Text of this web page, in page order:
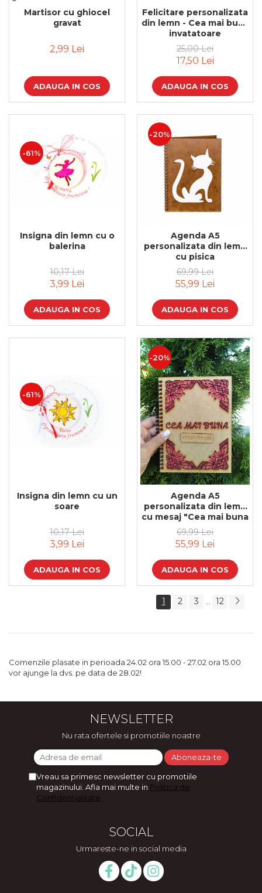
Martisor cu ghiocel
gravat
2,99 Lei
ADAUGA IN COS
Felicitare personalizata
din lemn - Cea mai buna
invatatoare
25,00 Lei
17,50 Lei
ADAUGA IN COS
-61%
Insigna din lemn cu o
balerina
10,17 Lei
3,99 Lei
ADAUGA IN COS
-20%
Agenda A5
personalizata din lemn
cu pisica
69,99 Lei
55,99 Lei
ADAUGA IN COS
-61%
Insigna din lemn cu un
soare
10,17 Lei
3,99 Lei
ADAUGA IN COS
-20%
Agenda A5
personalizata din lemn
cu mesaj "Cea mai buna
invatatoare" cu hartie
colorata
69,99 Lei
55,99 Lei
ADAUGA IN COS
1 2 3 12
Comenzile plasate in perioada 24.02 ora 15.00 - 27.02 ora 15.00
vor ajunge la dvs. pe data de 28.02!
NEWSLETTER
Nu rata ofertele si promotiile noastre
Vreau sa primesc newsletter cu promotiile
magazinului. Afla mai multe in Politica de
Confidentialitate
SOCIAL
Urmareste-ne in social media